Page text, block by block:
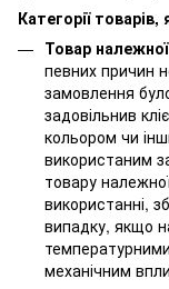
Категорії
Товар
певних причин
замовлення
задовільнив
кольором чи
використаним
товару
використанні,
випадку, якщо
механічним